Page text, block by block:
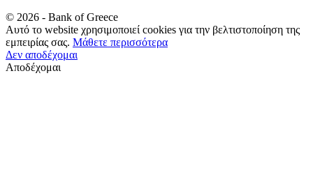
© 2026 - Bank of Greece
Αυτό το website χρησιμοποιεί cookies για την βελτιστοποίηση της
εμπειρίας σας. Μάθετε περισσότερα
Δεν αποδέχομαι
Αποδέχομαι